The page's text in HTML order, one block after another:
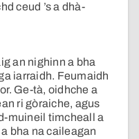
ceud ’s a dhà-
an nighinn a bha
iarraidh. Feumaidh
Ge-tà, oidhche a
ri gòraiche, agus
muineil timcheall a
bha na caileagan